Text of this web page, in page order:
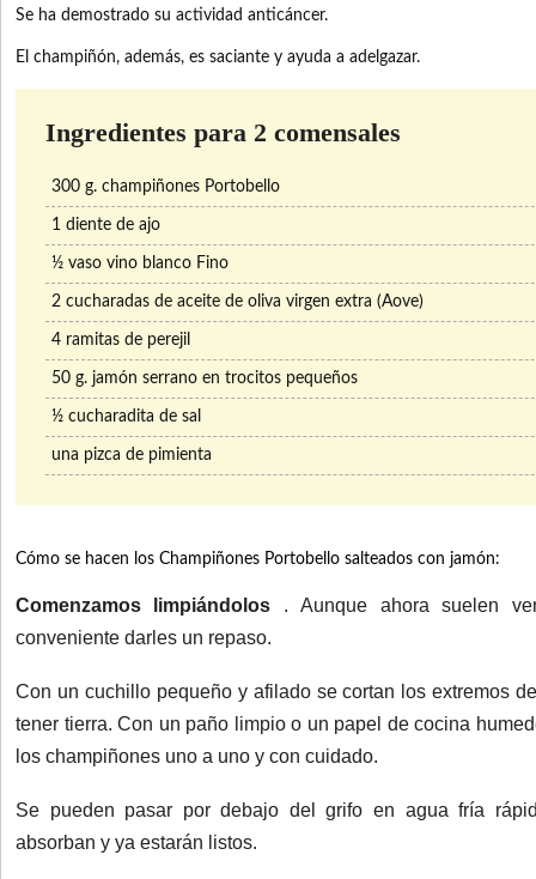
Se ha demostrado su actividad anticáncer.
El champiñón, además, es saciante y ayuda a adelgazar.
Ingredientes para 2 comensales
300 g. champiñones Portobello
1 diente de ajo
½ vaso vino blanco Fino
2 cucharadas de aceite de oliva virgen extra (Aove)
4 ramitas de perejil
50 g. jamón serrano en trocitos pequeños
½ cucharadita de sal
una pizca de pimienta
Cómo se hacen los Champiñones Portobello salteados con jamón:
Comenzamos limpiándolos .Aunque ahora suelen
conveniente darles un repaso.
Con un cuchillo pequeño y afilado se cortan los extremos
tener tierra.Con un paño limpio o un papel de cocina
los champiñones uno a uno y con cuidado.
Se pueden pasar por debajo del grifo en agua fría
absorban y ya estarán listos.